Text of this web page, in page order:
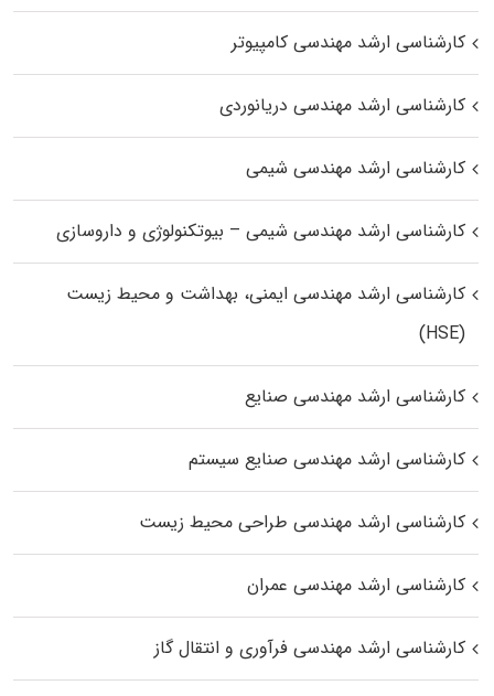
کارشناسی ارشد مهندسی کامپیوتر
کارشناسی ارشد مهندسی دریانوردی
کارشناسی ارشد مهندسی شیمی
کارشناسی ارشد مهندسی شیمی – بیوتکنولوژی و داروسازی
کارشناسی ارشد مهندسی ایمنی، بهداشت و محیط زیست
(HSE)
کارشناسی ارشد مهندسی صنایع
کارشناسی ارشد مهندسی صنایع سیستم
کارشناسی ارشد مهندسی طراحی محیط زیست
کارشناسی ارشد مهندسی عمران
کارشناسی ارشد مهندسی فرآوری و انتقال گاز